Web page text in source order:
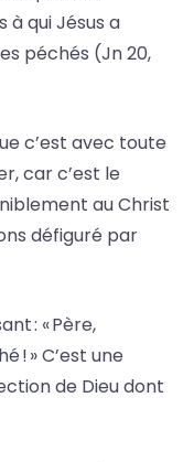
qui Jésus a
péchés (Jn 20,
c’est avec toute
car c’est le
au Christ
défiguré par
: « Père,
! » C’est une
de Dieu dont